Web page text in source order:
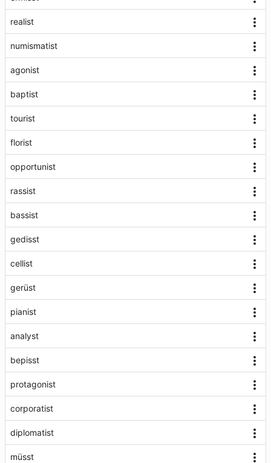
realist
numismatist
agonist
baptist
tourist
florist
opportunist
rassist
bassist
gedisst
cellist
gerüst
pianist
analyst
bepisst
protagonist
corporatist
diplomatist
müsst